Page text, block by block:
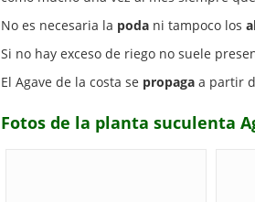
No es necesaria la poda ni tampoco los
Si no hay exceso de riego no suele
El Agave de la costa se propaga a partir
Fotos de la planta suculenta